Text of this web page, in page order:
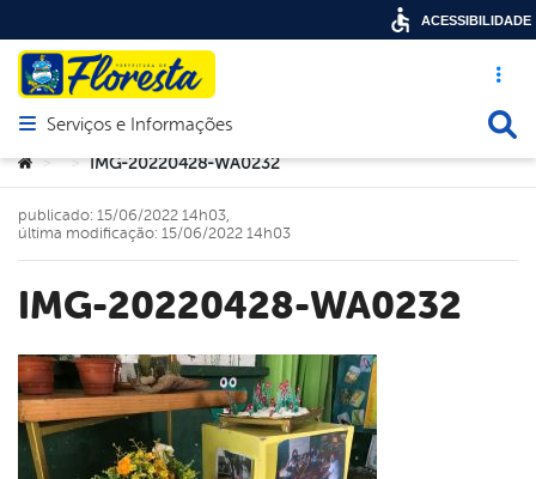
Acesso
Abrir menu principal de navegação
Serviços e Informações
Você está aqui:
> > IMG-20220428-WA0232
IMG-20220428-WA0232
publicado: 15/06/2022 14h03,
última modificação: 15/06/2022 14h03
ACESSIBILIDADE